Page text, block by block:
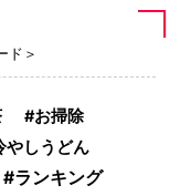
ド＞
お掃除
やしうどん
ランキング